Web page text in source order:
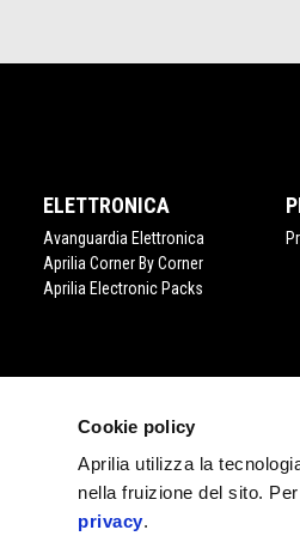
Cookie policy
Aprilia utilizza la
nella fruizione del sito.
privacy.
ELETTRONICA
Avanguardia Elettronica
Aprilia Corner By Corner
Aprilia Electronic Packs